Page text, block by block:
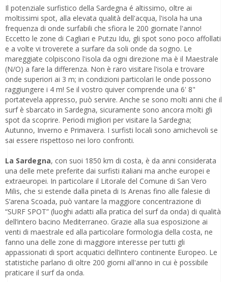
Il potenziale surfistico della Sardegna é altissimo, oltre ai
moltissimi spot, alla elevata qualità dell'acqua, l'isola ha una
frequenza di onde surfabili che sfiora le 200 giornate l'anno!
Eccetto le zone di Cagliari e Putzu Idu, gli spot sono poco affollati
e a volte vi troverete a surfare da soli onde da sogno. Le
mareggiate colpiscono l'isola da ogni direzione ma è il Maestrale
(N/O) a fare la differenza. Non è raro visitare l'isola e trovare
onde superiori ai 3 m; in condizioni particolari le onde possono
raggiungere i 4 m! Se il vostro quiver comprende una 6' 8"
portatevela appresso, può servire. Anche se sono molti anni che il
surf è sbarcato in Sardegna, sicuramente sono ancora molti gli
spot da scoprire. Periodi migliori per visitare la Sardegna;
Autunno, Inverno e Primavera. I surfisti locali sono amichevoli se
sai essere rispettoso nei loro confronti.
La Sardegna, con suoi 1850 km di costa, è da anni considerata
una delle mete preferite dai surfisti italiani ma anche europei e
extraeuropei. In particolare il Litorale del Comune di San Vero
Milis, che si estende dalla pineta di Is Arenas fino alle falesie di
S’arena Scoada, può vantare la maggiore concentrazione di
“SURF SPOT” (luoghi adatti alla pratica del surf da onda) di qualità
dell’intero bacino Mediterraneo. Grazie alla sua esposizione ai
venti di maestrale ed alla particolare formologia della costa, ne
fanno una delle zone di maggiore interesse per tutti gli
appassionati di sport acquatici dell’intero continente Europeo. Le
statistiche parlano di oltre 200 giorni all'anno in cui è possibile
praticare il surf da onda.